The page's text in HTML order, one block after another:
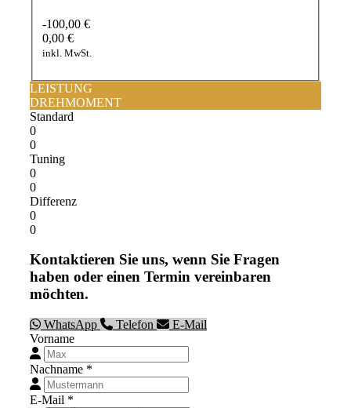
-100,00 €
0,00 €
inkl. MwSt.
LEISTUNG
DREHMOMENT
Standard
0
0
Tuning
0
0
Differenz
0
0
Kontaktieren Sie uns, wenn Sie Fragen
haben oder einen Termin vereinbaren
möchten.
WhatsApp Telefon
E-Mail
Vorname
Nachname *
E-Mail *